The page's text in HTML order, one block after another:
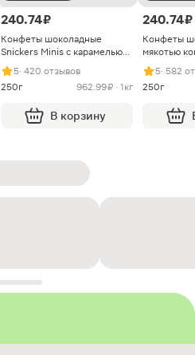
240.74 ₽
Конфеты шоколадные
Snickers Minis с карамелью
арахисом и нугой
5· 420 отзывов
250г
962.99 ₽ · 1кг
В корзину
240.74 ₽
Конфеты
мякотью
5· 582
250г